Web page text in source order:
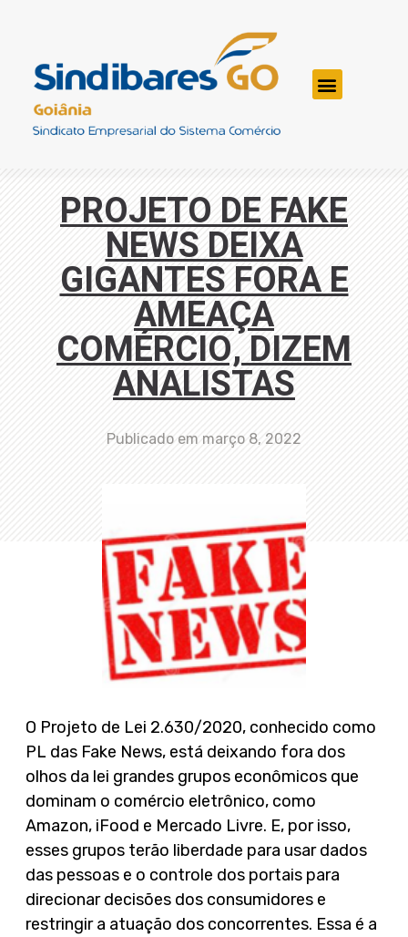
PROJETO DE FAKE
NEWS DEIXA
GIGANTES FORA E
AMEAÇA
COMÉRCIO, DIZEM
ANALISTAS
Publicado em março 8, 2022
O Projeto de Lei 2.630/2020, conhecido como
PL das Fake News, está deixando fora dos
olhos da lei grandes grupos econômicos que
dominam o comércio eletrônico, como
Amazon, iFood e Mercado Livre. E, por isso,
esses grupos terão liberdade para usar dados
das pessoas e o controle dos portais para
direcionar decisões dos consumidores e
restringir a atuação dos concorrentes. Essa é a